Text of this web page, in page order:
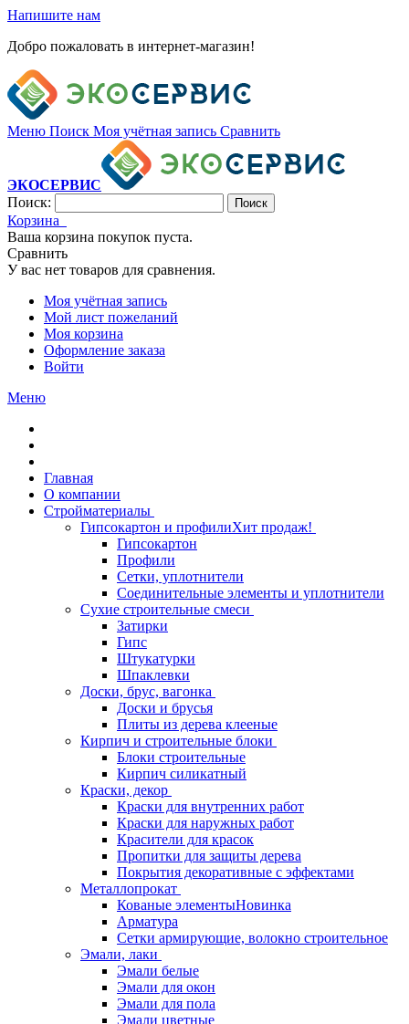
Напишите нам
Добро пожаловать в интернет-магазин!
Меню Поиск Моя учётная запись Сравнить
ЭКОСЕРВИС
Поиск:
Поиск
Корзина
Ваша корзина покупок пуста.
Сравнить
У вас нет товаров для сравнения.
Моя учётная запись
Мой лист пожеланий
Моя корзина
Оформление заказа
Войти
Меню
Главная
О компании
Стройматериалы
Гипсокартон и профилиХит продаж!
Гипсокартон
Профили
Сетки, уплотнители
Соединительные элементы и уплотнители
Сухие строительные смеси
Затирки
Гипс
Штукатурки
Шпаклевки
Доски, брус, вагонка
Доски и брусья
Плиты из дерева клееные
Кирпич и строительные блоки
Блоки строительные
Кирпич силикатный
Краски, декор
Краски для внутренних работ
Краски для наружных работ
Красители для красок
Пропитки для защиты дерева
Покрытия декоративные с эффектами
Металлопрокат
Кованые элементыНовинка
Арматура
Сетки армирующие, волокно строительное
Эмали, лаки
Эмали белые
Эмали для окон
Эмали для пола
Эмали цветные